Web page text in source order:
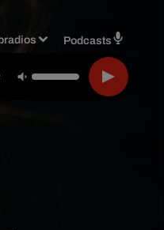
Podcasts
& Jennifer Lopez